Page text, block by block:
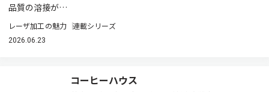
品質の溶接が…
レーザ加工の魅力 連載シリーズ
2026.06.23
コーヒーハウス